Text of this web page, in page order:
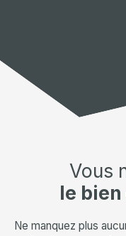
Vous
le bien
Ne manquez plus